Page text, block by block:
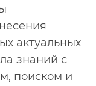
актуальных
знаний с
поиском и